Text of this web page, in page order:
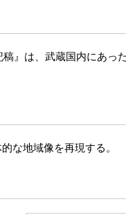
』は、武蔵国内にあっ
な地域像を再現する。